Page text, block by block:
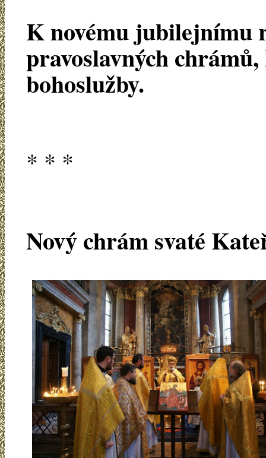
K novému jubilejnímu
pravoslavných
bohoslužby.
* * *
Nový chrám svaté